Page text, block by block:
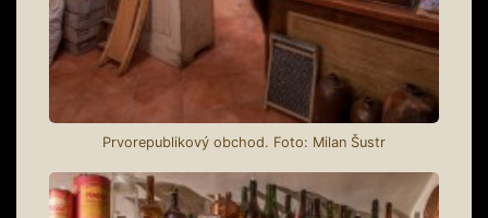
Prvorepublikový obchod. Foto: Milan Šustr